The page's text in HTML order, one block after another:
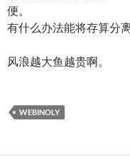
便。
有什么办法能将存算分
风浪越大鱼越贵啊。
WEBINOLY